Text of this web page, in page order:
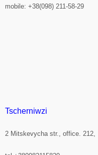
mobile: +38(098) 211-58-29
Tscherniwzi
2 Mitskevycha str., office. 212,